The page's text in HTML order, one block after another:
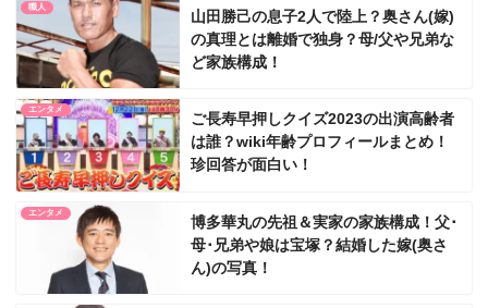
職人
山田勝己の息子2人で陸上？奥さん(嫁)
の真理とは離婚で独身？母/父や兄弟な
ど家族構成！
エンタメ
ご長寿早押しクイズ2023の出演高齢者
は誰？wiki年齢プロフィールまとめ！
珍回答が面白い！
エンタメ
博多華丸の先祖＆実家の家族構成！父･
母･兄弟や娘は宝塚？結婚した嫁(奥さ
ん)の写真！